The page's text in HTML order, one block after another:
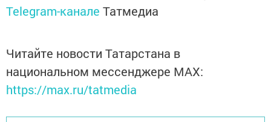
Telegram-канале Татмедиа
Читайте новости Татарстана в
национальном мессенджере MАХ:
https://max.ru/tatmedia